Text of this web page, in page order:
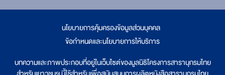
นโยบายการคุ้มครองข้อมูลส่วนบุคคล
ข้อกำหนดและนโยบายการให้บริการ
บทความและภาพประกอบที่อยู่ในเว็บไซต์ของมูลนิธิโครงการสารานุกรมไทย